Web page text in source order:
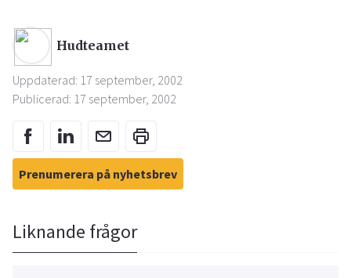
Hudteamet
Uppdaterad: 17 september, 2002
Publicerad: 17 september, 2002
Prenumerera på nyhetsbrev
Liknande frågor